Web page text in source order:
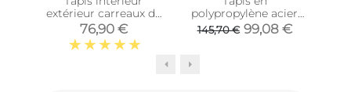
extérieur carreaux de
ciment petites étoiles
(135 x 90 cm)
76,90 €
polypropylène acier
Evora (230 x 160 cm)
145,70 € 99,08 €